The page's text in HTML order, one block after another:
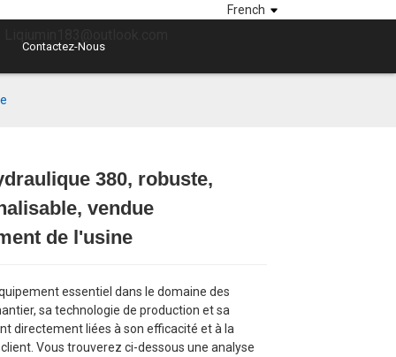
French
Contactez-Nous
380, robuste,
vendue
de l'usine
essentiel dans le domaine des
sa technologie de production et sa
directement liées à son efficacité et à la
Vous trouverez ci-dessous une analyse